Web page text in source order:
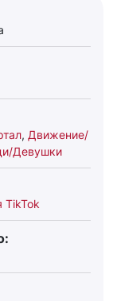
, Движение/
Девушки
TikTok